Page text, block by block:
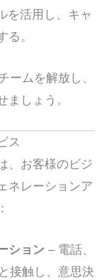
を活用し、キャ
る。
ームを解放し、
ましょう。
ス
、お客様のビジ
ネレーションア
ション – 電話、
接触し、意思決